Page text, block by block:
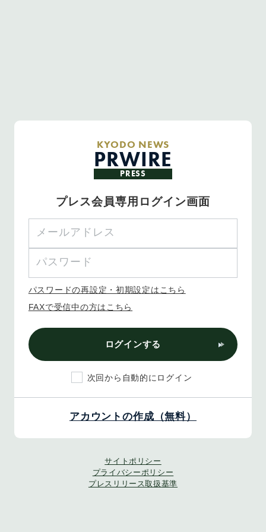
KYODO NEWS
PRWIRE
PRESS
プレス会員専用ログイン画面
パスワードの再設定・初期設定はこちら
FAXで受信中の方はこちら
ログインする
次回から自動的にログイン
アカウントの作成（無料）
サイトポリシー
プライバシーポリシー
プレスリリース取扱基準